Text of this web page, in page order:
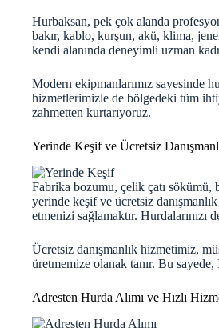
Hurbaksan, pek çok alanda
bakır, kablo, kurşun, akü, klima,
kendi alanında deneyimli uzman
Modern ekipmanlarımız sayesinde
hizmetlerimizle de bölgedeki tüm
zahmetten kurtarıyoruz.
Yerinde Keşif ve Ücretsiz
Fabrika bozumu, çelik çatı sökümü,
yerinde keşif ve ücretsiz
etmenizi sağlamaktır.
Ücretsiz danışmanlık hizmetimiz,
üretmemize olanak tanır. Bu
Adresten Hurda Alımı ve Hızlı